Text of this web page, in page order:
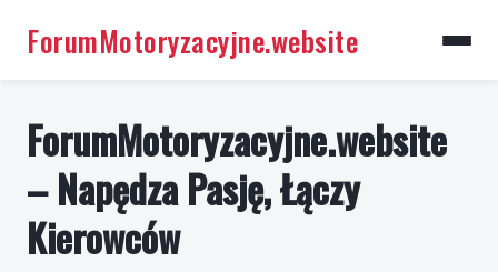
ForumMotoryzacyjne.website
ForumMotoryzacyjne.website
– Napędza Pasję, Łączy
Kierowców